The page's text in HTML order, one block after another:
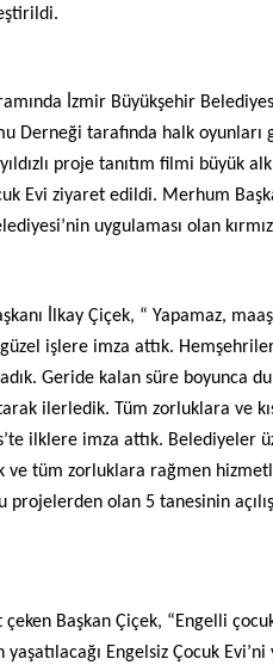
İzmir Büyükşehir
Derneği tarafında halk oyunları
proje tanıtım filmi büyük
Evi ziyaret edildi. Merhum
uygulaması olan
İlkay Çiçek, “ Yapamaz,
işlere imza attık.
Geride kalan süre boyunca
ilerledik. Tüm zorluklara ve
ilklere imza attık. Belediyeler
ve tüm zorluklara rağmen
olan 5 tanesinin
Başkan Çiçek, “Engelli
Engelsiz Çocuk Evi’ni